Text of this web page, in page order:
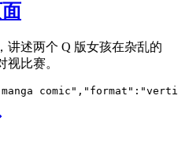
讲述两个 Q 版女孩在杂乱的
比赛。